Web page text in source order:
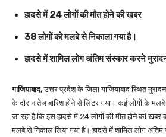
हादसे में 24 लोगों की मौत होने की खबर
38 लोगों को मलबे से निकाला गया है।
हादसे में शामिल लोग अंतिम संस्कार करने
गाजियाबाद,उत्तर प्रदेश के जिला गाजियाबाद स्थित
के दौरान तेज बारिश होने से लिंटर गया।कई लोगों के मलबे
जा रहा है कि इस हादसे में 24 लोगों की मौत होने की खबर
मलबे से निकाल लिया गया है। हादसे में शामिल लोग